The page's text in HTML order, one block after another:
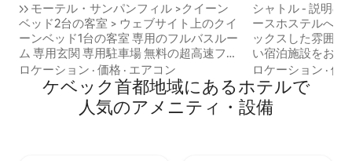
>>>> モーテル・サンパンフィル >クイーン
ベッド2台の客室 > ウェブサイト上のクイ
ーンベッド1台の客室 専用のフルバスルー
ム 専用玄関 専用駐車場 無料の超高速ファ
イバーWi-Fi スーパースクリーン付きケー
ブルテレビ 小型冷蔵庫と電子レンジ 乾燥
オルが含まれています 石鹸、シャンプ
ロケーション · 価格 · エアコン
シャトル - 説明の下部を
ースホステルへよ
ックスした雰囲気
い宿泊施設をお楽
に清潔で快適な
ーな人々と出会う
す。 スーパーマーケット、自転車ショッ
プ、病院、薬局、
ロケーション ·価
ケベック首都地域にあるホ⁠テ⁠ル⁠で
人⁠気⁠のア⁠メ⁠ニ⁠テ⁠ィ⁠・設⁠備